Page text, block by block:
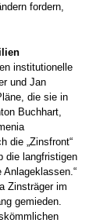
fordern,
institutionelle
und Jan
die sie in
Buchhart,
die „Zinsfront“
die langfristigen
Zinsträger im
gemieden.